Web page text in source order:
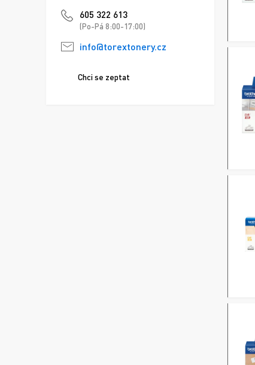
605 322 613
(Po-Pá 8:00-17:00)
info@torextonery.cz
Chci se zeptat